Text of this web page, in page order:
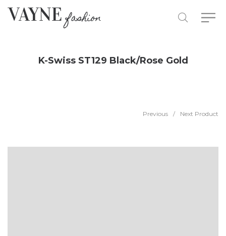
K-Swiss ST129 Black/Rose Gold
Previous / Next Product